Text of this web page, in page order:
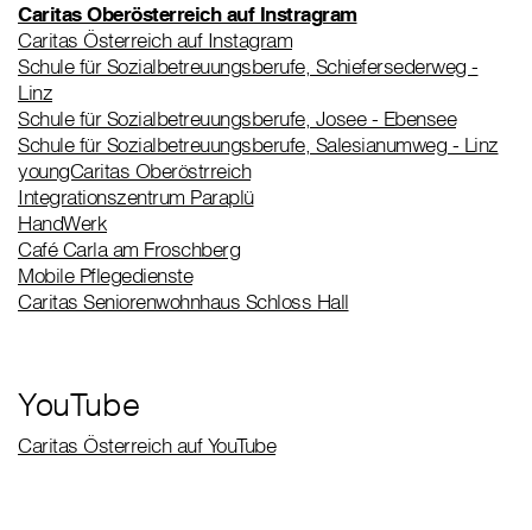
Caritas Oberösterreich auf Instragram
Caritas Österreich auf Instagram
Schule für Sozialbetreuungsberufe, Schiefersederweg -
Linz
Schule für Sozialbetreuungsberufe, Josee - Ebensee
Schule für Sozialbetreuungsberufe, Salesianumweg - Linz
youngCaritas Oberöstrreich
Integrationszentrum Paraplü
HandWerk
Café Carla am Froschberg
Mobile Pflegedienste
Caritas Seniorenwohnhaus Schloss Hall
YouTube
Caritas Österreich auf YouTube